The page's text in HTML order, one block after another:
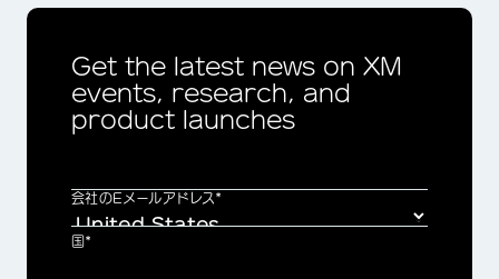
Get the latest news on XM
events, research, and
product launches
会社のEメールアドレス*
国*